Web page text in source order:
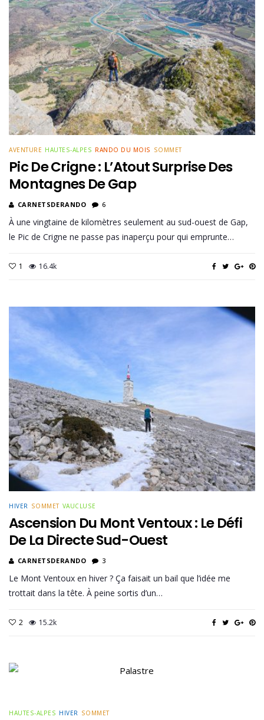
AVENTURE HAUTES-ALPES RANDO DU MOIS SOMMET
Pic De Crigne : L’Atout Surprise Des
Montagnes De Gap
CARNETSDERANDO 6
À une vingtaine de kilomètres seulement au sud-ouest de Gap,
le Pic de Crigne ne passe pas inaperçu pour qui emprunte…
1 16.4k
HIVER SOMMET VAUCLUSE
Ascension Du Mont Ventoux : Le Défi
De La Directe Sud-Ouest
CARNETSDERANDO 3
Le Mont Ventoux en hiver ? Ça faisait un bail que l’idée me
trottait dans la tête. À peine sortis d’un…
2 15.2k
HAUTES-ALPES HIVER SOMMET